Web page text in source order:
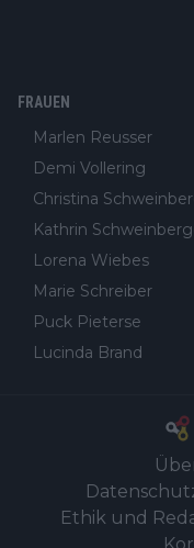
FRAUEN
Marlen Reusser
Demi Vollering
Christina
Kathrin
Lorena Wiebes
Marie Schreiber
Puck Pieterse
Lucinda Brand
Ethik und